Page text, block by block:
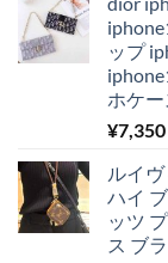
ップ
ホケ
¥7,350
ルイ
ハイ
ッツ
ス ブ